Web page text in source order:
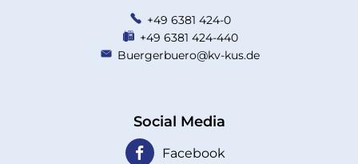
+49 6381 424-0
+49 6381 424-440
Buergerbuero@kv-kus.de
Social Media
Facebook